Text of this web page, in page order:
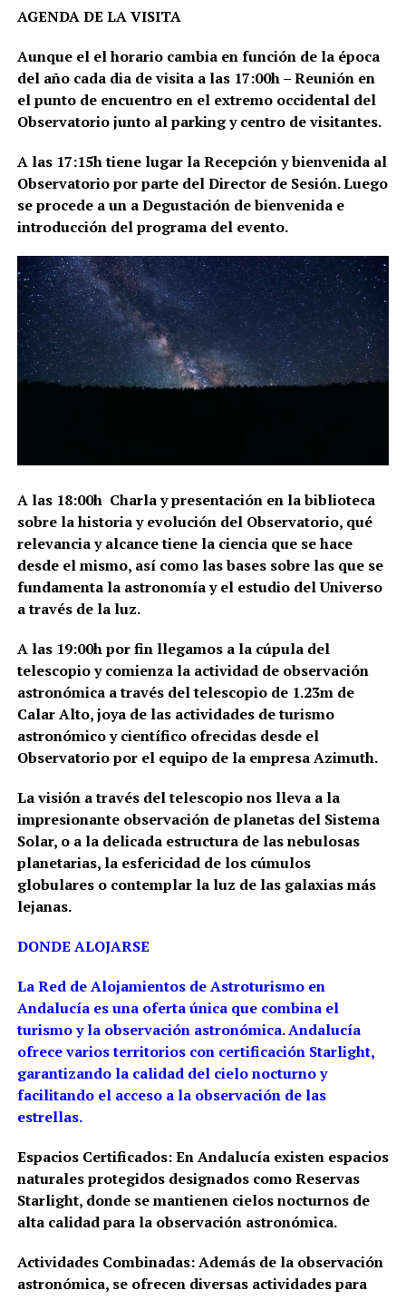
AGENDA DE LA VISITA
Aunque el el horario cambia en función de la época
del año cada dia de visita a las 17:00h – Reunión en
el punto de encuentro en el extremo occidental del
Observatorio junto al parking y centro de visitantes.
A las 17:15h tiene lugar la Recepción y bienvenida al
Observatorio por parte del Director de Sesión. Luego
se procede a un a Degustación de bienvenida e
introducción del programa del evento.
A las 18:00h Charla y presentación en la biblioteca
sobre la historia y evolución del Observatorio, qué
relevancia y alcance tiene la ciencia que se hace
desde el mismo, así como las bases sobre las que se
fundamenta la astronomía y el estudio del Universo
a través de la luz.
A las 19:00h por fin llegamos a la cúpula del
telescopio y comienza la actividad de observación
astronómica a través del telescopio de 1.23m de
Calar Alto, joya de las actividades de turismo
astronómico y científico ofrecidas desde el
Observatorio por el equipo de la empresa Azimuth.
La visión a través del telescopio nos lleva a la
impresionante observación de planetas del Sistema
Solar, o a la delicada estructura de las nebulosas
planetarias, la esfericidad de los cúmulos
globulares o contemplar la luz de las galaxias más
lejanas.
DONDE ALOJARSE
La Red de Alojamientos de Astroturismo en
Andalucía es una oferta única que combina el
turismo y la observación astronómica. Andalucía
ofrece varios territorios con certificación Starlight,
garantizando la calidad del cielo nocturno y
facilitando el acceso a la observación de las
estrellas.
Espacios Certificados: En Andalucía existen espacios
naturales protegidos designados como Reservas
Starlight, donde se mantienen cielos nocturnos de
alta calidad para la observación astronómica.
Actividades Combinadas: Además de la observación
astronómica, se ofrecen diversas actividades para